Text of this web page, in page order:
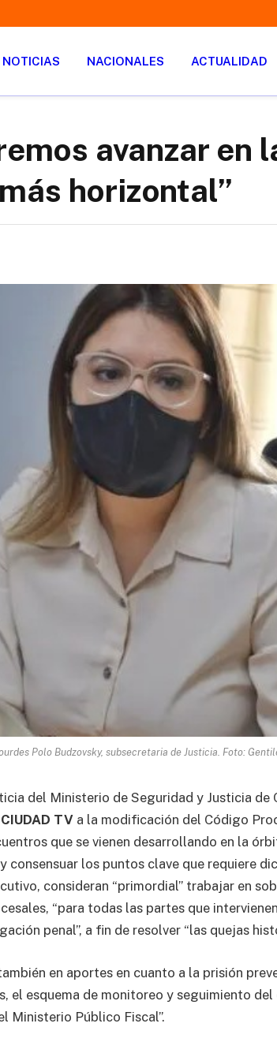
NOTICIAS NACIONALES ACTUALIDAD
avanzar en
horizontal”
Polo Budzovsky, subsecretaria de Justicia. Foto:
del Ministerio de Seguridad y Justicia de
CIUDAD TV a la modificación del Código
que se vienen desarrollando en la
consensuar los puntos clave que requiere
consideran “primordial” trabajar en
“para todas las partes que
penal”, a fin de resolver “las quejas
en aportes en cuanto a la prisión
el esquema de monitoreo y seguimiento
Ministerio Público Fiscal”.